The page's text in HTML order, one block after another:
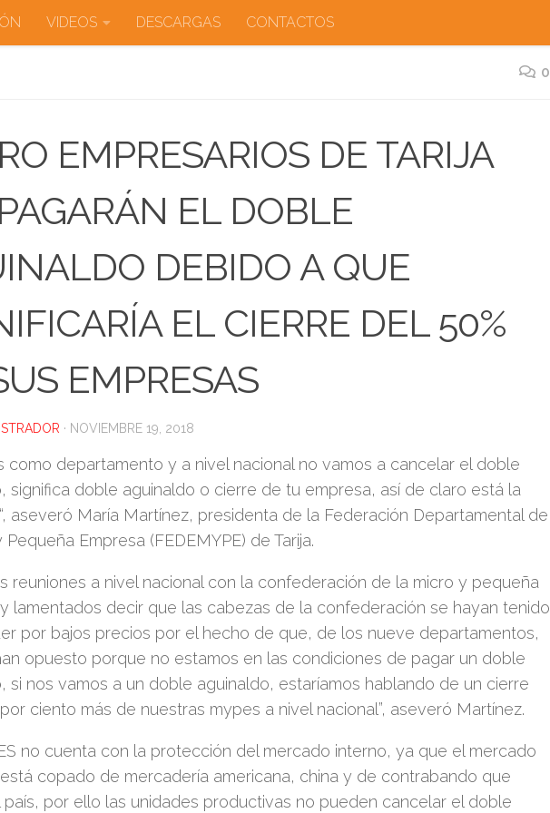
VIDEOS DESCARGAS CONTACTOS
0
EMPRESARIOS DE TARIJA
EL DOBLE
DEBIDO A QUE
EL CIERRE DEL 50%
EMPRESAS
· NOVIEMBRE 19, 2018
como departamento y a nivel nacional no vamos a cancelar el doble
significa doble aguinaldo o cierre de tu empresa, así de claro está la
aseveró María Martínez, presidenta de la Federación Departamental de
Pequeña Empresa (FEDEMYPE) de Tarija.
reuniones a nivel nacional con la confederación de la micro y pequeña
lamentados decir que las cabezas de la confederación se hayan tenido
por bajos precios por el hecho de que, de los nueve departamentos,
opuesto porque no estamos en las condiciones de pagar un doble
si nos vamos a un doble aguinaldo, estaríamos hablando de un cierre
ciento más de nuestras mypes a nivel nacional”, aseveró Martínez.
no cuenta con la protección del mercado interno, ya que el mercado
copado de mercadería americana, china y de contrabando que
país, por ello las unidades productivas no pueden cancelar el doble